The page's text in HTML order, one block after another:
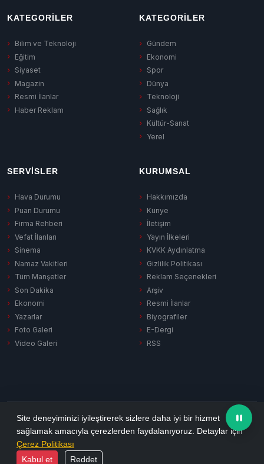
KATEGORILER
Bilim ve Teknoloji
Eğitim
Siyaset
Magazin
Resmi İlanlar
Haber Reklam
KATEGORILER
Gündem
Ekonomi
Spor
Dünya
Teknoloji
Sağlık
Kültür-Sanat
Yerel
SERVISLER
Hava Durumu
Puan Durumu
Firma Rehberi
Vefat İlanları
Sinema
Namaz Vakitleri
Tüm Manşetler
Son Dakika
Ekonomi
Yazarlar
Foto Galeri
Video Galeri
KURUMSAL
Hakkımızda
Künye
İletişim
Yayın İlkeleri
KVKK Aydınlatma
Gizlilik Politikası
Reklam Seçenekleri
Arşiv
Resmi İlanlar
Biyografiler
E-Dergi
RSS
Gizlilik Politikası KVKK AydınlatmaÇerez PolitikasıRSS
© 2026 Ezine Pusula. Tüm hakları saklıdır.
Yazılım:
Site deneyiminizi iyileştirerek sizlere daha iyi bir hizmet
sağlamak amacıyla çerezlerden faydalanıyoruz. Detaylar için
Çerez Politikası
Kabul et
Reddet